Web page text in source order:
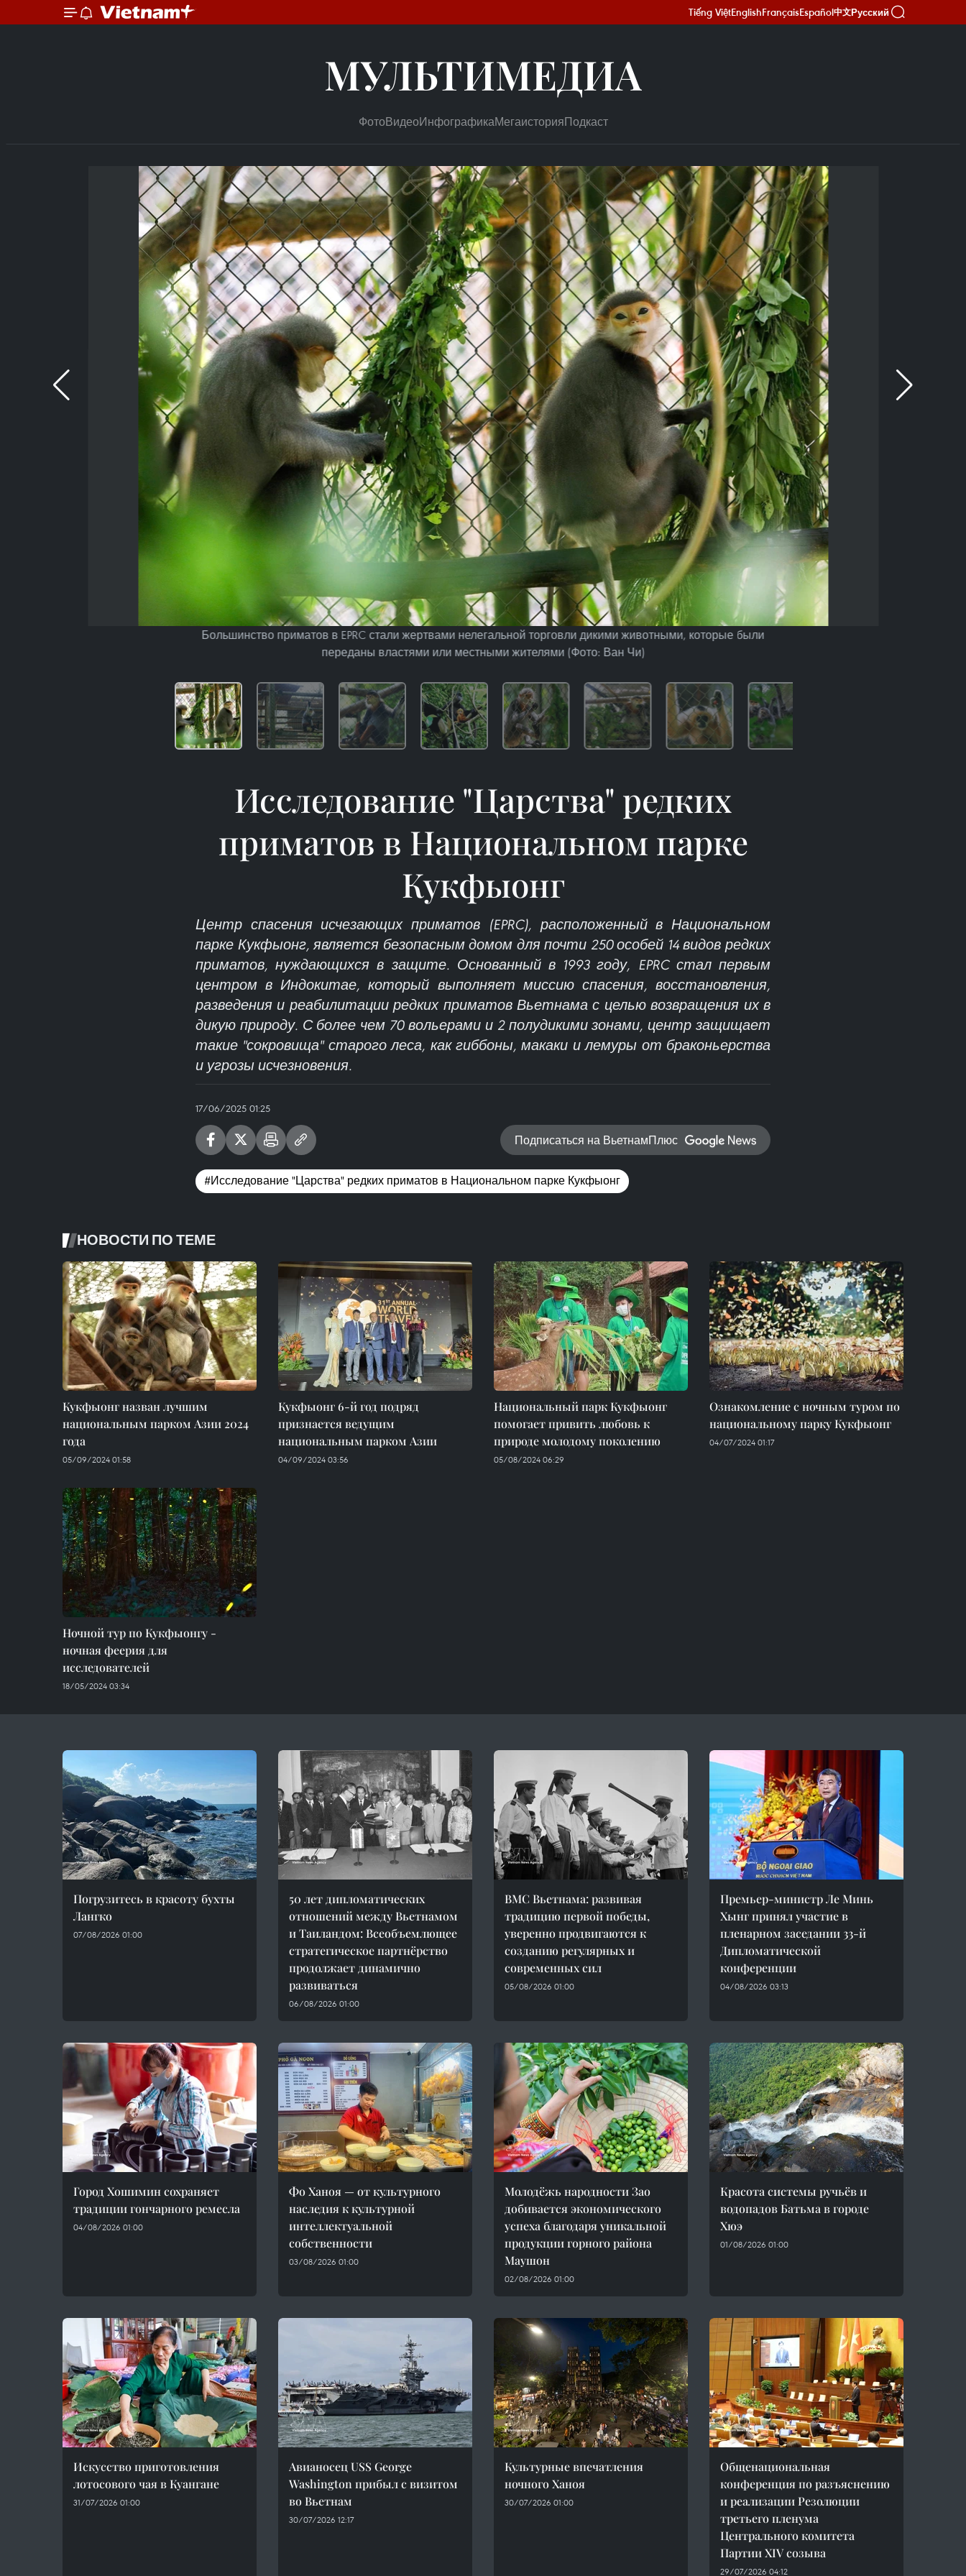
Tiếng ViệtEnglishFrançaisEspañol中文Русский
МУЛЬТИМЕДИА
ФотоВидеоИнфографикаМегаисторияПодкаст
Большинство приматов в EPRC стали жертвами нелегальной торговли дикими животными, которые были
переданы властями или местными жителями (Фото: Ван Чи)
Исследование "Царства" редких
приматов в Национальном парке
Кукфыонг
Центр спасения исчезающих приматов (EPRC), расположенный в Национальном
парке Кукфыонг, является безопасным домом для почти 250 особей 14 видов редких
приматов, нуждающихся в защите. Основанный в 1993 году, EPRC стал первым
центром в Индокитае, который выполняет миссию спасения, восстановления,
разведения и реабилитации редких приматов Вьетнама с целью возвращения их в
дикую природу. С более чем 70 вольерами и 2 полудикими зонами, центр защищает
такие "сокровища" старого леса, как гиббоны, макаки и лемуры от браконьерства
и угрозы исчезновения.
17/06/2025 01:25
Подписаться на ВьетнамПлюс
#Исследование "Царства" редких приматов в Национальном парке Кукфыонг
НОВОСТИ ПО ТЕМЕ
Кукфыонг назван лучшим
национальным парком Азии 2024
года
05/09/2024 01:58
Кукфыонг 6-й год подряд
признается ведущим
национальным парком Азии
04/09/2024 03:56
Национальный парк Кукфыонг
помогает привить любовь к
природе молодому поколению
05/08/2024 06:29
Ознакомление с ночным туром по
национальному парку Кукфыонг
04/07/2024 01:17
Ночной тур по Кукфыонгу -
ночная феерия для
исследователей
18/05/2024 03:34
Погрузитесь в красоту бухты
Лангко
07/08/2026 01:00
50 лет дипломатических
отношений между Вьетнамом
и Таиландом: Всеобъемлющее
стратегическое партнёрство
продолжает динамично
развиваться
06/08/2026 01:00
ВМС Вьетнама: развивая
традицию первой победы,
уверенно продвигаются к
созданию регулярных и
современных сил
05/08/2026 01:00
Премьер-министр Ле Минь
Хынг принял участие в
пленарном заседании 33-й
Дипломатической
конференции
04/08/2026 03:13
Город Хошимин сохраняет
традиции гончарного ремесла
04/08/2026 01:00
Фо Ханоя — от культурного
наследия к культурной
интеллектуальной
собственности
03/08/2026 01:00
Молодёжь народности Зао
добивается экономического
успеха благодаря уникальной
продукции горного района
Маушон
02/08/2026 01:00
Красота системы ручьёв и
водопадов Батьма в городе
Хюэ
01/08/2026 01:00
Искусство приготовления
лотосового чая в Куангане
31/07/2026 01:00
Авианосец USS George
Washington прибыл с визитом
во Вьетнам
30/07/2026 12:17
Культурные впечатления
ночного Ханоя
30/07/2026 01:00
Общенациональная
конференция по разъяснению
и реализации Резолюции
третьего пленума
Центрального комитета
Партии XIV созыва
29/07/2026 04:12